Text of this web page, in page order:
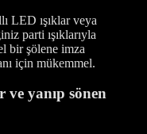
LED ışıklar veya
parti ışıklarıyla
bir şölene imza
için mükemmel.
ve yanıp sönen